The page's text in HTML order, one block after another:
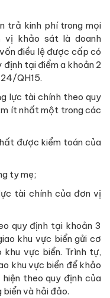
trả kinh phí trong mọi
vị khảo sát là doanh
điều lệ được cấp có
định tại điểm a khoản 2
QH15.
lực tài chính theo quy
ít nhất một trong các
được kiểm toán của
ty mẹ;
tài chính của đơn vị
quy định tại khoản 3
khu vực biển gửi cơ
khu vực biển. Trình tự,
khu vực biển để khảo
theo quy định của
và hải đảo.